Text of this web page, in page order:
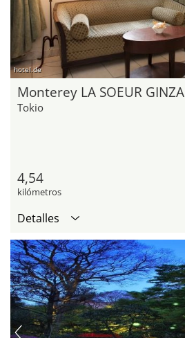
hotel.de
Monterey LA SOEUR GINZA
Tokio
4,54
kilómetros
Detalles